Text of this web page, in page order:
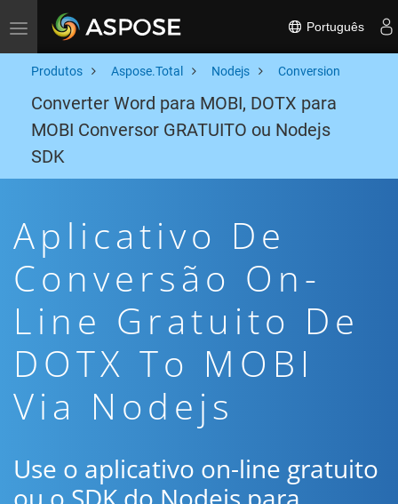
Toggle navigation Português
Produtos Aspose.Total Nodejs Conversion
Converter Word para MOBI, DOTX para
MOBI Conversor GRATUITO ou Nodejs
SDK
Aplicativo De
Conversão On-
Line Gratuito De
DOTX To MOBI
Via Nodejs
Use o aplicativo on-line gratuito